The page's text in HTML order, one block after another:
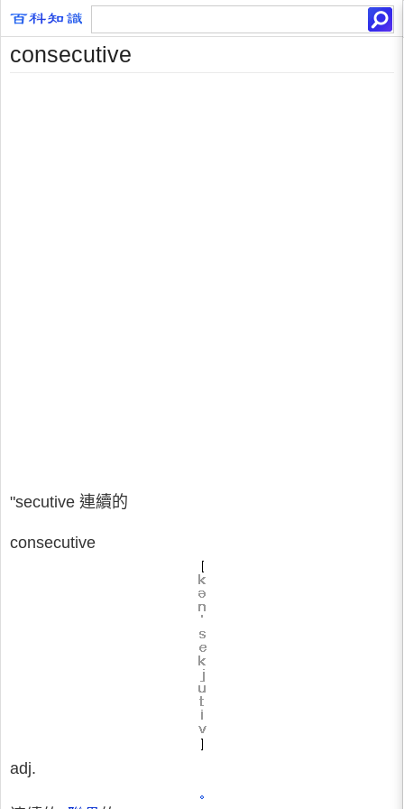
consecutive
"secutive 連續的
consecutive
adj.